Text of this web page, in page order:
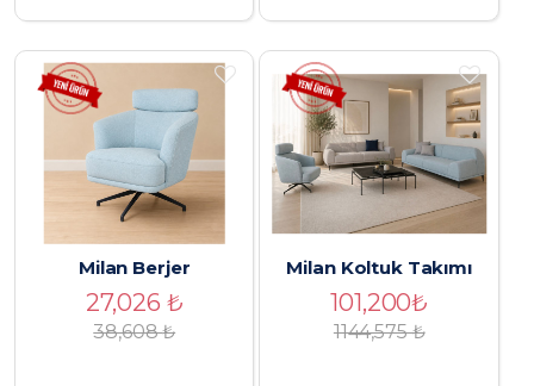
Milan Berjer
27,026 ₺
38,608₺
Milan Koltuk Takımı
101,200₺
1144,575 ₺